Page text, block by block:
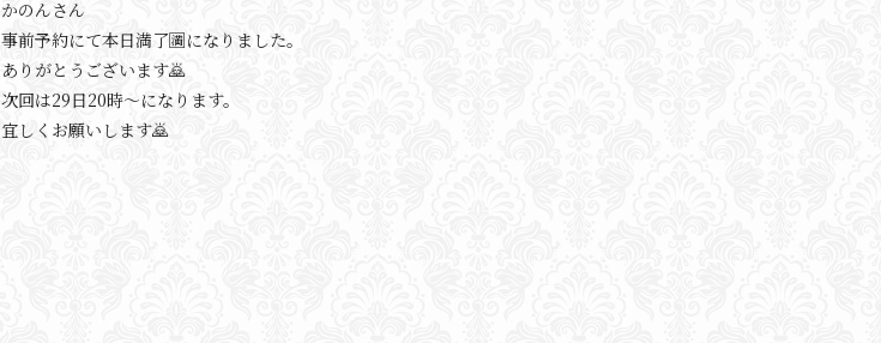
かのんさん
事前予約にて本日満了🈵になりました。
ありがとうございます🙇
次回は29日20時〜になります。
宜しくお願いします🙇